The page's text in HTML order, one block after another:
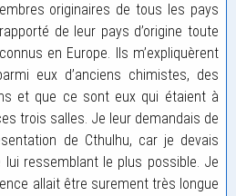
originaires de tous les pays
de leur pays d’origine toute
en Europe. Ils m’expliquèrent
eux d’anciens chimistes, des
et que ce sont eux qui étaient à
trois salles. Je leur demandais de
de Cthulhu, car je devais
ressemblant le plus possible. Je
allait être surement très longue